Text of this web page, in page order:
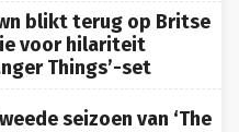
blikt terug op Britse
voor hilariteit
Things’-set
seizoen van ‘The